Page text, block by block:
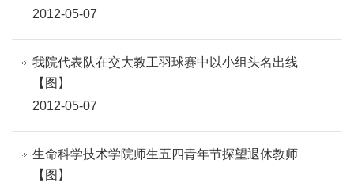
2012-05-07
我院代表队在交大教工羽球赛中以小组头名出线
【图】
2012-05-07
生命科学技术学院师生五四青年节探望退休教师
【图】